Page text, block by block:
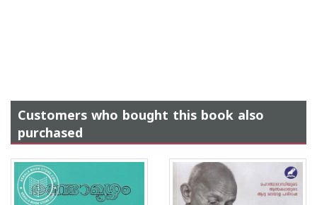
Customers who bought this book also
purchased